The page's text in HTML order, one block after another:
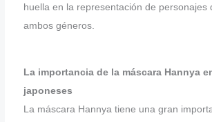
huella en la representación de personajes
ambos géneros.
La importancia de la máscara Hannya
japoneses
La máscara Hannya tiene una gran